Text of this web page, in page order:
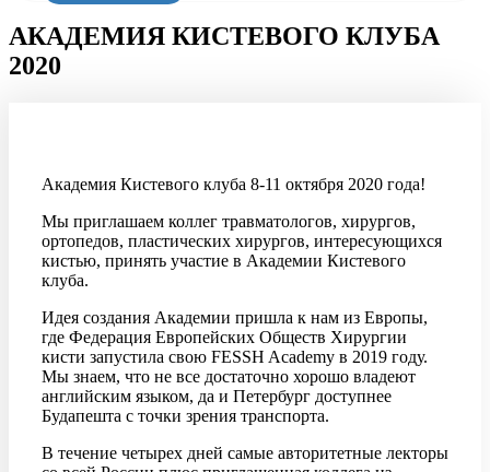
АКАДЕМИЯ КИСТЕВОГО КЛУБА
2020
Академия Кистевого клуба 8-11 октября 2020 года!
Мы приглашаем коллег травматологов, хирургов,
ортопедов, пластических хирургов, интересующихся
кистью, принять участие в Академии Кистевого
клуба.
Идея создания Академии пришла к нам из Европы,
где Федерация Европейских Обществ Хирургии
кисти запустила свою FESSH Academy в 2019 году.
Мы знаем, что не все достаточно хорошо владеют
английским языком, да и Петербург доступнее
Будапешта с точки зрения транспорта.
В течение четырех дней самые авторитетные лекторы